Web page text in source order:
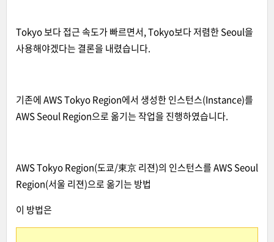
Tokyo 보다 접근 속도가 빠르면서, Tokyo보다 저렴한 Seoul을
사용해야겠다는 결론을 내렸습니다.
기존에 AWS Tokyo Region에서 생성한 인스턴스(Instance)를
AWS Seoul Region으로 옮기는 작업을 진행하였습니다.
AWS Tokyo Region(도쿄/東京 리젼)의 인스턴스를 AWS Seoul
Region(서울 리젼)으로 옮기는 방법
이 방법은